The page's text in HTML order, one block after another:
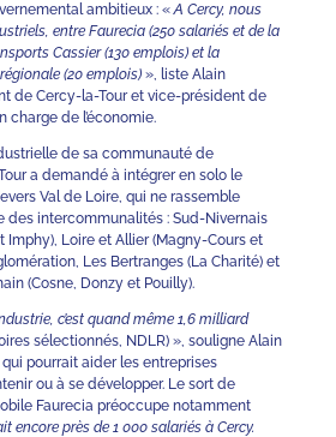
ambitieux : «A Cercy, nous
entre Faurecia (250 salariés et de la
Cassier (130 emplois) et la
(20 emplois)», liste Alain
de Cercy-la-Tour et vice-président de
charge de l’économie.
de sa communauté de
a demandé à intégrer en solo le
Val de Loire, qui ne rassemble
des intercommunalités : Sud-Nivernais
Imphy), Loire et Allier (Magny-Cours et
Les Bertranges (La Charité) et
(Cosne, Donzy et Pouilly).
c’est quand même 1,6 milliard
sélectionnés, NDLR) », souligne Alain
qui pourrait aider les entreprises
ou à se développer. Le sort de
Faurecia préoccupe notamment
encore près de 1 000 salariés à Cercy.